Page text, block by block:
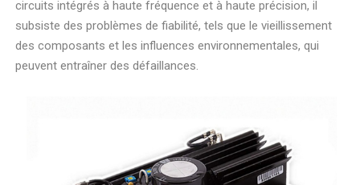
circuits intégrés à haute fréquence et à haute précision, il
subsiste des problèmes de fiabilité, tels que le vieillissement
des composants et les influences environnementales, qui
peuvent entraîner des défaillances.